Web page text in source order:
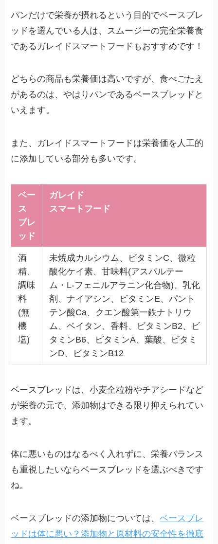
パンだけで栄養が摂れるという目的でベースブレ
ッドを選んでいる人は、スムージーの完全栄養食
であるガレイドスマートフードもおすすめです！
どちらの商品も栄養価は高いですが、食べごたえ
があるのは、やはりパンであるベースブレッドと
いえます。
また、ガレイドスマートフードは栄養価を人工的
に添加している部分も多いです。
ベー
ス
ブレ
ッド
ガレイド
スマートフード
酒
精、
調味
料
(無
機
塩)
未焼成カルシウム、ビタミンC、微粒
酸化ケイ素、甘味料(アスパルテー
ム・L-フェニルアラニン化合物)、乳化
剤、ナイアシン、ビタミンE、パント
テン酸Ca、クエン酸第一鉄ナトリウ
ム、ベイタン、香料、ビタミンB2、ビ
タミンB6、ビタミンA、葉酸、ビタミ
ンD、ビタミンB12
ベースブレッドは、小麦全粒粉やチアシードなど
が栄養の元で、添加物はできる限り抑えられてい
ます。
体に悪いものはなるべく入れずに、栄養バランス
も重視したいならベースブレッドを選ぶべきです
ね。
ベースブレッドの添加物については、ベースブレ
ッドは体に悪い？添加物と原材料の安全性を徹底